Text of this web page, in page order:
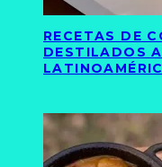
RECETAS DE
DESTILADOS